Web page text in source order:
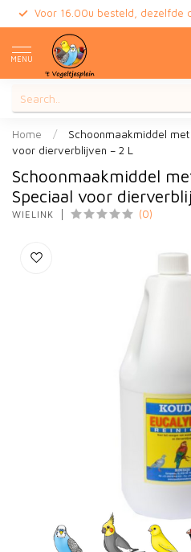
Voor 16.00u besteld, dezelfde
MENU
Home /
Schoonmaakmiddel
voor dierverblijven – 2 L
Schoonmaakmiddel
Speciaal voor
WIELINK (0)